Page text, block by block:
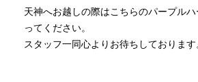
天神へお越しの際はこちらのパープル
ってください。
スタッフ一同心よりお待ちしております